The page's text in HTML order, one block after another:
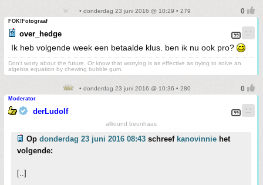
• donderdag 23 juni 2016 @ 10:29 • 279
FOK!Fotograaf
over_hedge
Ik heb volgende week een betaalde klus. ben ik nu ook pro?
Don't worry about the future. Or know that worrying is as effective as trying to solve an
algebra equation by chewing bubble gum.
• donderdag 23 juni 2016 @ 10:36 • 280
Moderator
derLudolf
allround beunhaas
Op donderdag 23 juni 2016 08:43 schreef kanovinnie het
volgende:
[..]